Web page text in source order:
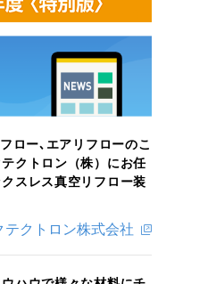
ロー､エアリフローのこ
クトロン（株）にお任
スレス真空リフロー装
テクトロン株式会社